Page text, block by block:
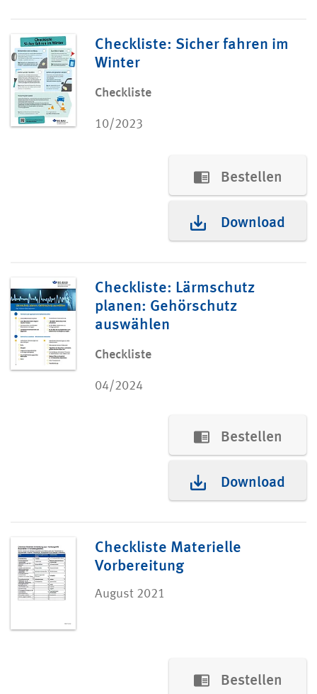
Checkliste: Sicher fahren im
Winter
Checkliste
10/2023
Bestellen
Download
Checkliste: Lärmschutz
planen: Gehörschutz
auswählen
Checkliste
04/2024
Bestellen
Download
Checkliste Materielle
Vorbereitung
August 2021
Bestellen